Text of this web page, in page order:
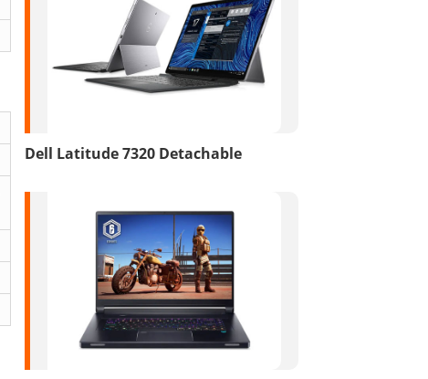
Dell Latitude 7320 Detachable